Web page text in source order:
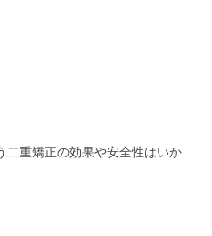
二重矯正の効果や安全性はいか